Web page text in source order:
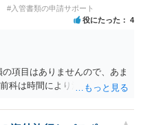
#入管書類の申請サポート
役にたった 4
項目はありませんので、あま
科は時間により消えません。